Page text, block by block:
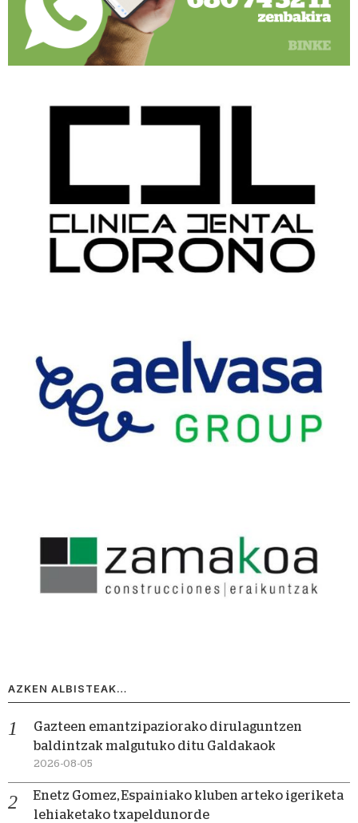
AZKEN ALBISTEAK…
Gazteen emantzipaziorako dirulaguntzen
baldintzak malgutuko ditu Galdakaok
2026-08-05
Enetz Gomez, Espainiako kluben arteko igeriketa
lehiaketako txapeldunorde